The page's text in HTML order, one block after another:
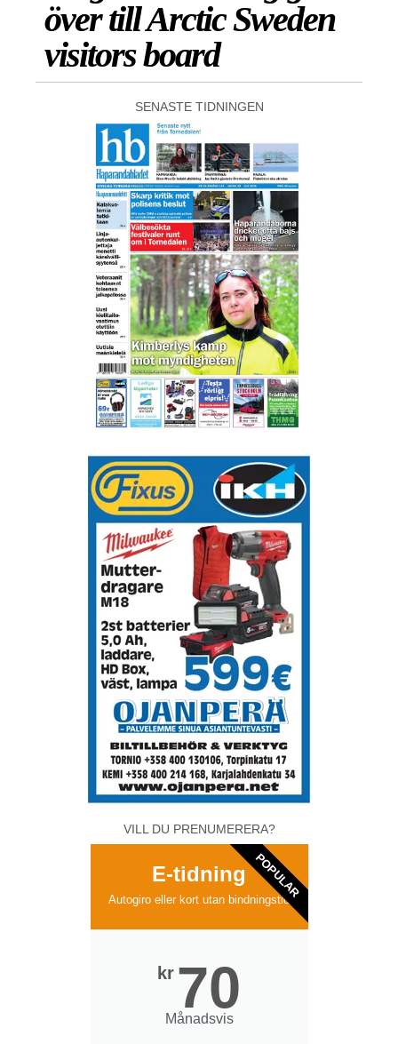
över till Arctic Sweden
visitors board
SENASTE TIDNINGEN
VILL DU PRENUMERERA?
E-tidning
Autogiro eller kort utan bindningstid
kr 70
Månadsvis
POPULAR